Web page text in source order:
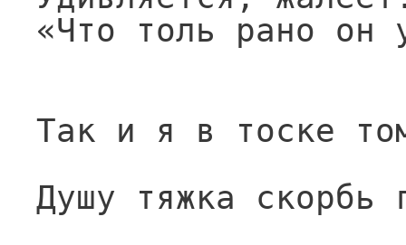
«Что толь рано он
Так и я в тоске
Душу тяжка скорбь